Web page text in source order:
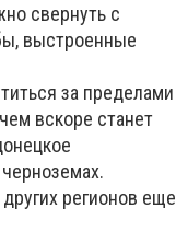
свернуть с
выстроенные
за пределами
вскоре станет
регионов еще